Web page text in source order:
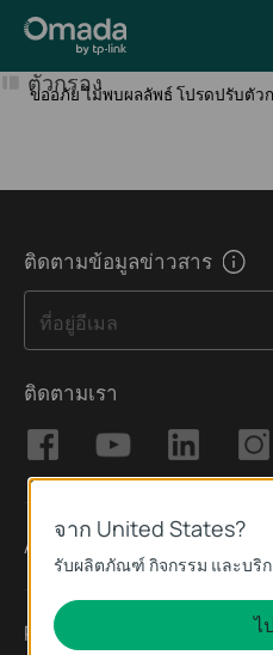
ตัวกรอง
ขออภัย ไม่พบผลลัพธ์ โปรดปรับตัว
ติดตามข้อมูลข่าวสาร
ที่อยู่อีเมล
ติดตามเรา
About
Press
จาก United States?
รับผลิตภัณฑ์ กิจกรรม และบริ
ไ